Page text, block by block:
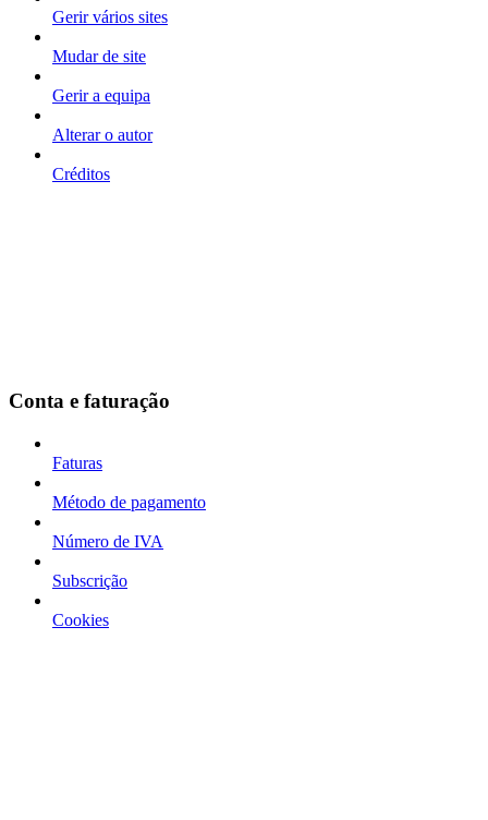
Gerir vários sites
Mudar de site
Gerir a equipa
Alterar o autor
Créditos
Conta e faturação
Faturas
Método de pagamento
Número de IVA
Subscrição
Cookies